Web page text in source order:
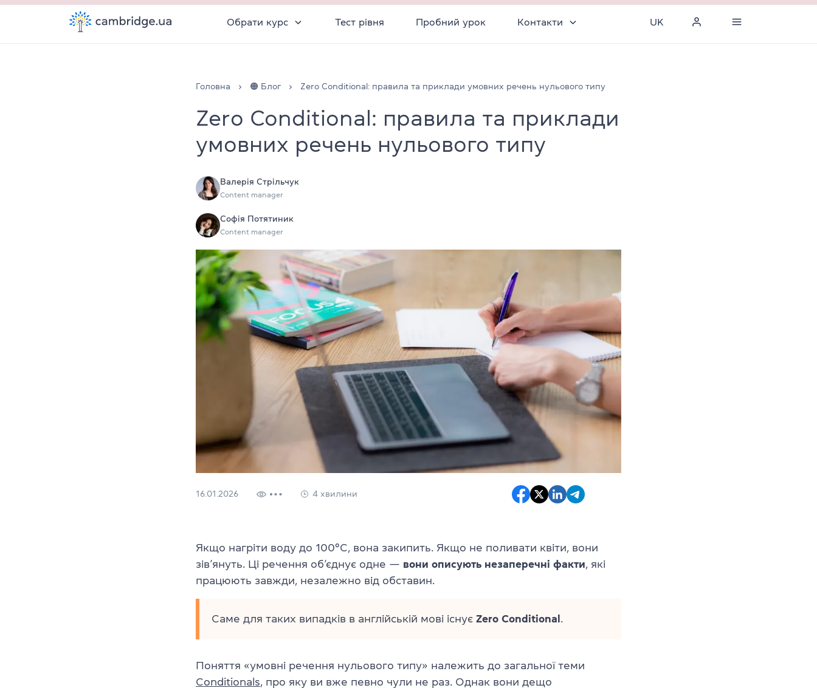
Обрати курс Тест рівня Пробний урок Контакти UK
Головна 🟠 Блог Zero Conditional: правила та приклади умовних речень нульового типу
Zero Conditional: правила та приклади
умовних речень нульового типу
Валерія Стрільчук
Content manager
Софія Потятиник
Content manager
16.01.2026 4 хвилини
Якщо нагріти воду до 100°C, вона закипить. Якщо не поливати квіти, вони
зів’януть. Ці речення об’єднує одне — вони описують незаперечні факти, які
працюють завжди, незалежно від обставин.
Саме для таких випадків в англійській мові існує Zero Conditional .
Поняття «умовні речення нульового типу» належить до загальної теми
Conditionals, про яку ви вже певно чули не раз. Однак вони дещо